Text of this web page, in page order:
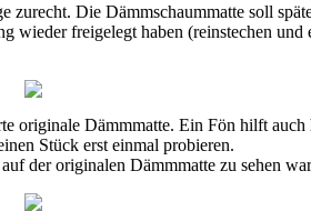
Die Dämmschaummatte soll
freigelegt haben (reinstechen
originale Dämmmatte. Ein Fön hilft
Stück erst einmal probieren.
der originalen Dämmmatte zu sehen